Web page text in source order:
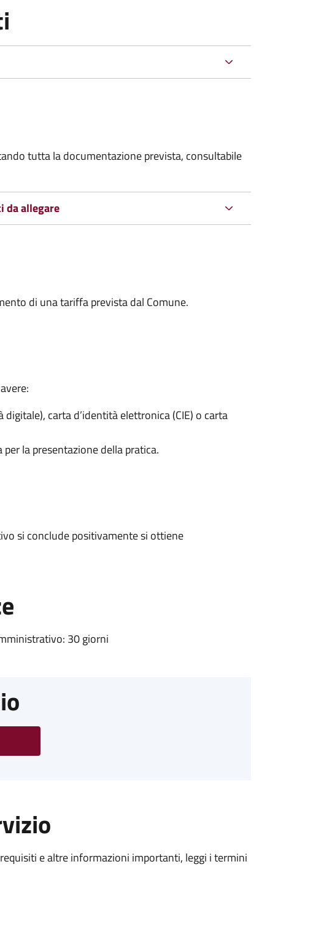
tutta la documentazione prevista, consultabile
da allegare
di una tariffa prevista dal Comune.
carta d’identità elettronica (CIE) o carta
la presentazione della pratica.
si conclude positivamente si ottiene
30 giorni
e altre informazioni importanti, leggi i termini